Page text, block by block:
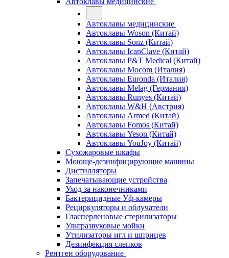
Автоклавы медицинские
Автоклавы Woson (Китай)
Автоклавы Sonz (Китай)
Автоклавы IcanClave (Китай)
Автоклавы P&T Medical (Китай)
Автоклавы Mocom (Италия)
Автоклавы Euronda (Италия)
Автоклавы Melag (Германия)
Автоклавы Runyes (Китай)
Автоклавы W&H (Австрия)
Автоклавы Armed (Китай)
Автоклавы Fomos (Китай)
Автоклавы Yeson (Китай)
Автоклавы YouJoy (Китай)
Сухожаровые шкафы
Моюще-дезинфицирующие машины
Дистилляторы
Запечатывающие устройства
Уход за наконечниками
Бактерицидные Уф-камеры
Рециркуляторы и облучатели
Гласперленовые стерилизаторы
Ультразвуковые мойки
Утилизаторы игл и шприцев
Дезинфекция слепков
Рентген оборудование